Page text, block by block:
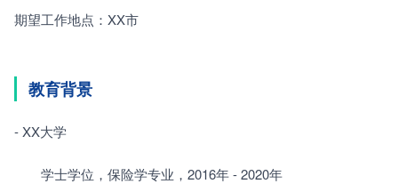
期望工作地点：XX市
教育背景
- XX大学
学士学位，保险学专业，2016年 - 2020年